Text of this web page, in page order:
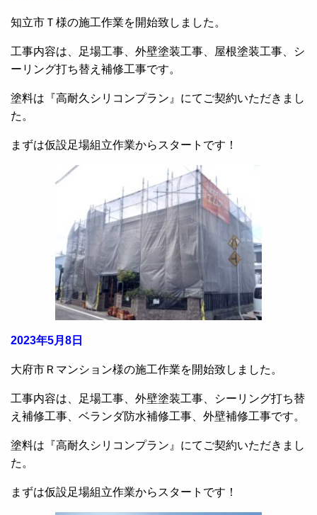
知立市Ｔ様の施工作業を開始致しました。
工事内容は、足場工事、外壁塗装工事、屋根塗装工事、シ
ーリング打ち替え補修工事です。
塗料は『高耐久シリコンプラン』にてご契約いただきまし
た。
まずは仮設足場組立作業からスタートです！
2023年5月8日
大府市Ｒマンション様の施工作業を開始致しました。
工事内容は、足場工事、外壁塗装工事、シーリング打ち替
え補修工事、ベランダ防水補修工事、外壁補修工事です。
塗料は『高耐久シリコンプラン』にてご契約いただきまし
た。
まずは仮設足場組立作業からスタートです！